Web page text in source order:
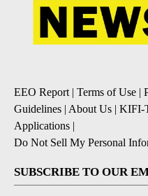
EEO Report| Terms of Use |
Guidelines | About Us | KIFI-
Applications |
Do Not Sell My Personal
SUBSCRIBE TO OUR